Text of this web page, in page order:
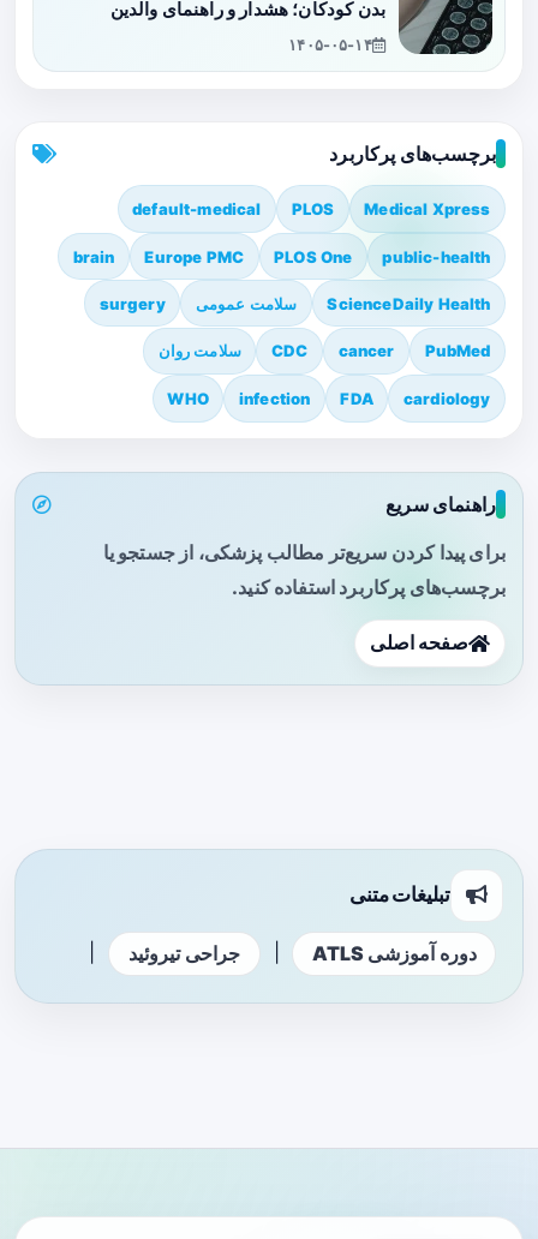
بدن کودکان؛ هشدار و راهنمای والدین
۱۴۰۵-۰۵-۱۴
برچسب‌های پرکاربرد
Medical Xpress
PLOS
default-medical
public-health
PLOS One
Europe PMC
brain
ScienceDaily Health سلامت عمومی surgery
PubMed
cancer
CDC سلامت روان
cardiology
FDA
infection
WHO
راهنمای سریع
برای پیدا کردن سریع‌تر مطالب پزشکی، از جستجو یا
برچسب‌های پرکاربرد استفاده کنید.
صفحه اصلی
تبلیغات متنی
دوره آموزشی ATLS جراحی تیروئید